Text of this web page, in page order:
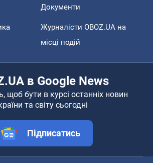
Документи
Журналісти OBOZ.UA на
місці подій
в Google News
щоб бути в курсі останніх новин
та світу сьогодні
Підписатись